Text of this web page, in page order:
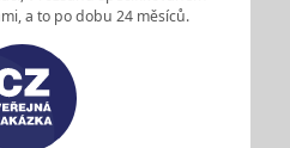
a to po dobu 24 měsíců.